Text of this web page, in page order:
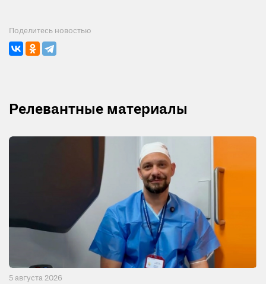
Поделитесь новостью
Релевантные материалы
5 августа 2026